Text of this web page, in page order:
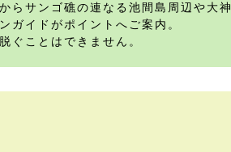
らサンゴ礁の連なる池間島周辺や大神
ガイドがポイントへご案内。
ぐことはできません。